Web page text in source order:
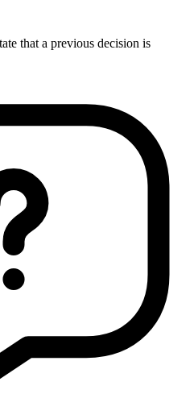
that a previous decision is